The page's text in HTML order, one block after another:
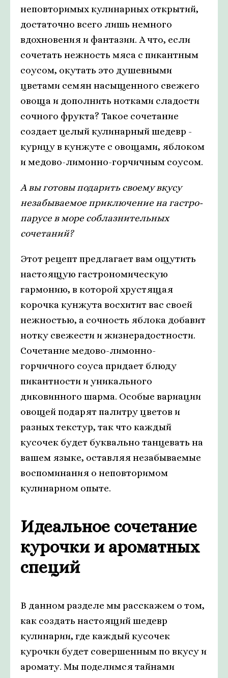
неповторимых кулинарных открытий,
достаточно всего лишь немного
вдохновения и фантазии. А что, если
сочетать нежность мяса с пикантным
соусом, окутать это душевными
цветами семян насыщенного свежего
овоща и дополнить нотками сладости
сочного фрукта? Такое сочетание
создает целый кулинарный шедевр -
курицу в кунжуте с овощами, яблоком
и медово-лимонно-горчичным соусом.
А вы готовы подарить своему вкусу
незабываемое приключение на гастро-
парусе в море соблазнительных
сочетаний?
Этот рецепт предлагает вам ощутить
настоящую гастрономическую
гармонию, в которой хрустящая
корочка кунжута восхитит вас своей
нежностью, а сочность яблока добавит
нотку свежести и жизнерадостности.
Сочетание медово-лимонно-
горчичного соуса придает блюду
пикантности и уникального
диковинного шарма. Особые вариации
овощей подарят палитру цветов и
разных текстур, так что каждый
кусочек будет буквально танцевать на
вашем языке, оставляя незабываемые
воспоминания о неповторимом
кулинарном опыте.
Идеальное сочетание
курочки и ароматных
специй
В данном разделе мы расскажем о том,
как создать настоящий шедевр
кулинарии, где каждый кусочек
курочки будет совершенным по вкусу и
аромату. Мы поделимся тайнами